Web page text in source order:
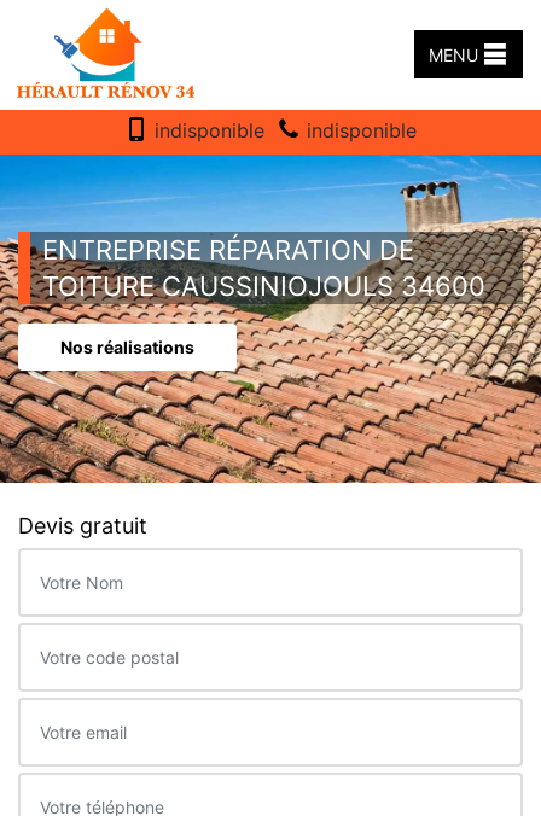
MENU
indisponible indisponible
ENTREPRISE RÉPARATION DE
TOITURE CAUSSINIOJOULS 34600
Nos réalisations
Devis gratuit